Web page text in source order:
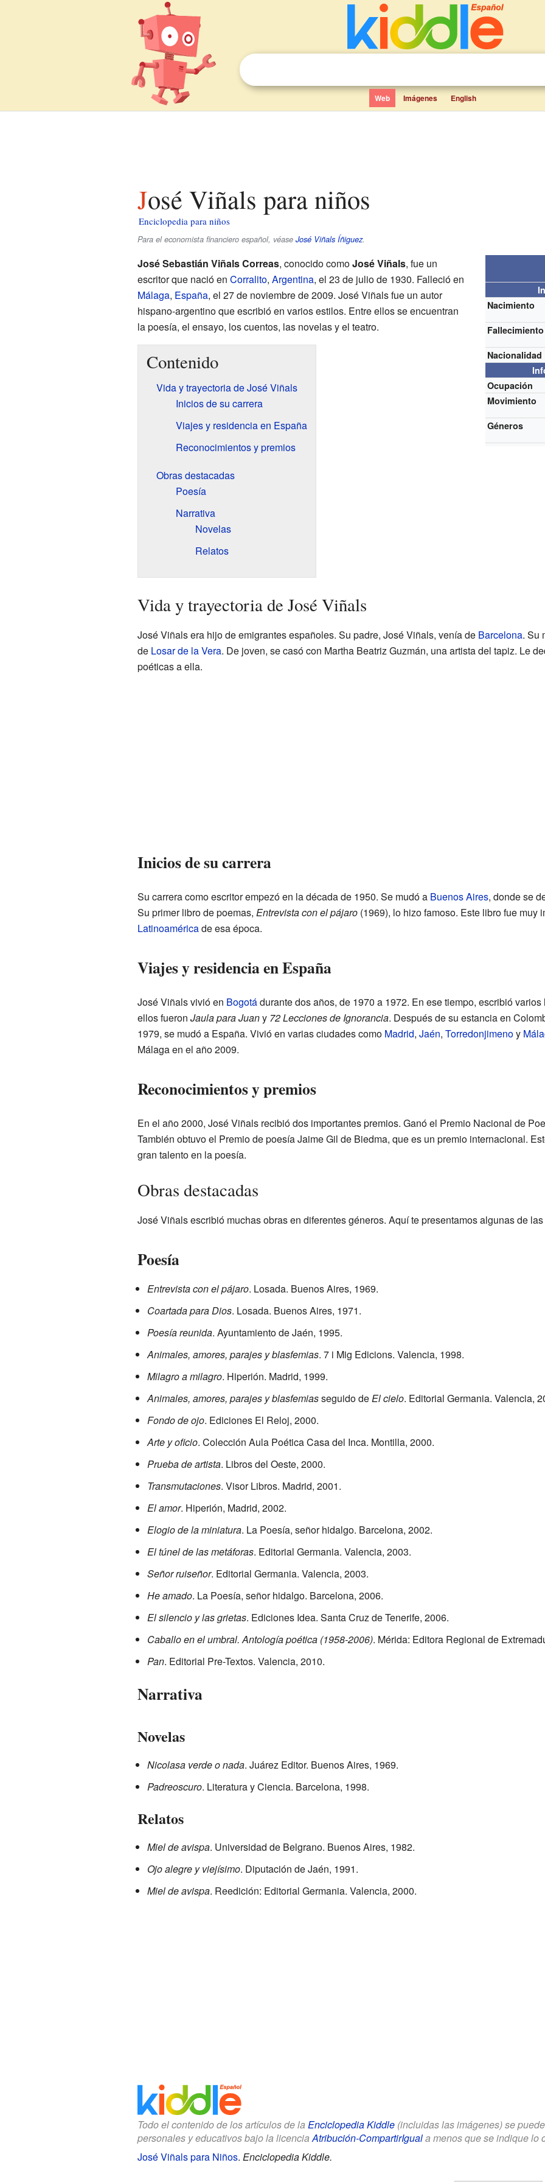
Web Imágenes English
José Viñals para niños
Enciclopedia para niños
Para el economista financiero español, véase José Viñals Íñiguez.
Nacimiento
Fallecimiento
Nacionalidad
Ocupación
Movimiento
Géneros
José Sebastián Viñals Correas, conocido comoJosé Viñals, fue un
escritor que nació en Corralito, Argentina, el 23 de julio de 1930. Falleció en
Málaga, España, el 27 de noviembre de 2009. José Viñals fue un autor
hispano-argentino que escribió en varios estilos. Entre ellos se encuentran
la poesía, el ensayo, los cuentos, las novelas y el teatro.
Contenido
Vida y trayectoria de José Viñals
Inicios de su carrera
Viajes y residencia en España
Reconocimientos y premios
Obras destacadas
Poesía
Narrativa
Novelas
Relatos
Vida y trayectoria de José Viñals
José Viñals era hijo de emigrantes españoles. Su padre, José Viñals, venía de Barcelona. Su
de Losar de la Vera. De joven, se casó con Martha Beatriz Guzmán, una artista del tapiz. Le
poéticas a ella.
Inicios de su carrera
Su carrera como escritor empezó en la década de 1950. Se mudó a Buenos Aires, donde se
Su primer libro de poemas, Entrevista con el pájaro(1969), lo hizo famoso. Este libro fue muy
Latinoaméricade esa época.
Viajes y residencia en España
José Viñals vivió en Bogotádurante dos años, de 1970 a 1972. En ese tiempo, escribió
ellos fueron Jaula para Juany 72 Lecciones de Ignorancia. Después de su estancia en
1979, se mudó a España. Vivió en varias ciudades como Madrid, Jaén, Torredonjimenoy
Málaga en el año 2009.
Reconocimientos y premios
En el año 2000, José Viñals recibió dos importantes premios. Ganó el Premio Nacional de
También obtuvo el Premio de poesía Jaime Gil de Biedma, que es un premio internacional.
gran talento en la poesía.
Obras destacadas
José Viñals escribió muchas obras en diferentes géneros. Aquí te presentamos algunas de
Poesía
Entrevista con el pájaro. Losada. Buenos Aires, 1969.
Coartada para Dios. Losada. Buenos Aires, 1971.
Poesía reunida. Ayuntamiento de Jaén, 1995.
Animales, amores, parajes y blasfemias. 7 i Mig Edicions. Valencia, 1998.
Milagro a milagro. Hiperión. Madrid, 1999.
Animales, amores, parajes y blasfemiasseguido deEl cielo. Editorial Germania. Valencia,
Fondo de ojo. Ediciones El Reloj, 2000.
Arte y oficio. Colección Aula Poética Casa del Inca. Montilla, 2000.
Prueba de artista. Libros del Oeste, 2000.
Transmutaciones. Visor Libros. Madrid, 2001.
El amor. Hiperión, Madrid, 2002.
Elogio de la miniatura. La Poesía, señor hidalgo. Barcelona, 2002.
El túnel de las metáforas. Editorial Germania. Valencia, 2003.
Señor ruiseñor. Editorial Germania. Valencia, 2003.
He amado. La Poesía, señor hidalgo. Barcelona, 2006.
El silencio y las grietas. Ediciones Idea. Santa Cruz de Tenerife, 2006.
Caballo en el umbral. Antología poética (1958-2006). Mérida: Editora Regional de
Pan. Editorial Pre-Textos. Valencia, 2010.
Narrativa
Novelas
Nicolasa verde o nada. Juárez Editor. Buenos Aires, 1969.
Padreoscuro. Literatura y Ciencia. Barcelona, 1998.
Relatos
Miel de avispa. Universidad de Belgrano. Buenos Aires, 1982.
Ojo alegre y viejísimo. Diputación de Jaén, 1991.
Miel de avispa. Reedición: Editorial Germania. Valencia, 2000.
Todo el contenido de los artículos de la Enciclopedia Kiddle(incluidas las imágenes) se
personales y educativos bajo la licenciaAtribución-CompartirIguala menos que se indique lo
José Viñals para Niños. Enciclopedia Kiddle.